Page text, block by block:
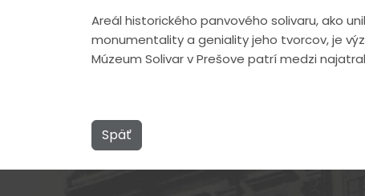
Areál historického panvového solivaru, ako
monumentality a geniality jeho tvorcov, je
Múzeum Solivar v Prešove patrí medzi
Späť